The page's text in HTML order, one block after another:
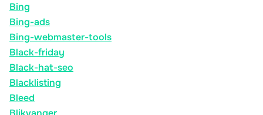
Bing
Bing-ads
Bing-webmaster-tools
Black-friday
Black-hat-seo
Blacklisting
Bleed